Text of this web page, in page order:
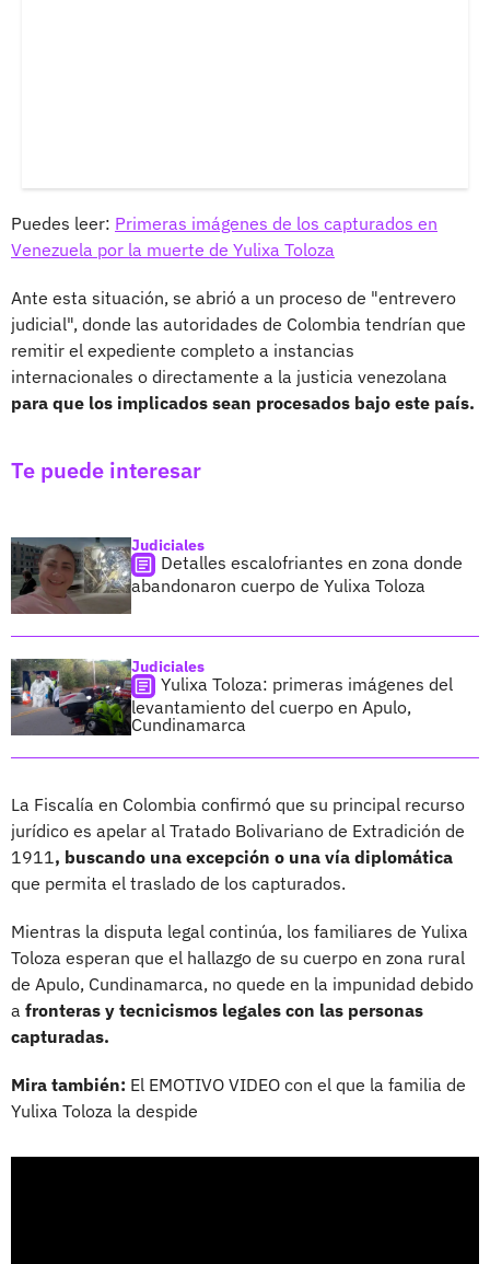
Puedes leer: Primeras imágenes de los capturados en
Venezuela por la muerte de Yulixa Toloza
Ante esta situación, se abrió a un proceso de "entrevero
judicial", donde las autoridades de Colombia tendrían que
remitir el expediente completo a instancias
internacionales o directamente a la justicia venezolana
para que los implicados sean procesados bajo este país.
Te puede interesar
Judiciales
Detalles escalofriantes en zona donde
abandonaron cuerpo de Yulixa Toloza
Judiciales
Yulixa Toloza: primeras imágenes del
levantamiento del cuerpo en Apulo,
Cundinamarca
La Fiscalía en Colombia confirmó que su principal recurso
jurídico es apelar al Tratado Bolivariano de Extradición de
1911, buscando una excepción o una vía diplomática
que permita el traslado de los capturados.
Mientras la disputa legal continúa, los familiares de Yulixa
Toloza esperan que el hallazgo de su cuerpo en zona rural
de Apulo, Cundinamarca, no quede en la impunidad debido
a fronteras y tecnicismos legales con las personas
capturadas.
Mira también: El EMOTIVO VIDEO con el que la familia de
Yulixa Toloza la despide